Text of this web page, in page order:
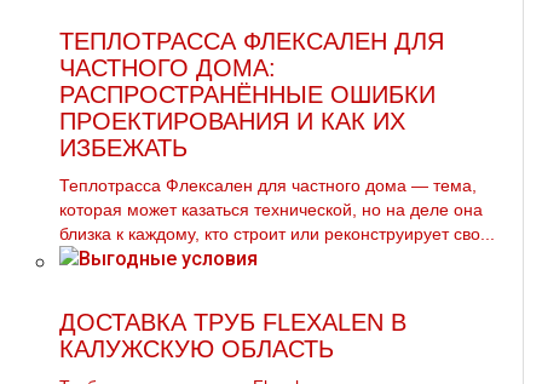
ТЕПЛОТРАССА ФЛЕКСАЛЕН ДЛЯ
ЧАСТНОГО ДОМА:
РАСПРОСТРАНЁННЫЕ ОШИБКИ
ПРОЕКТИРОВАНИЯ И КАК ИХ
ИЗБЕЖАТЬ
Теплотрасса Флексален для частного дома — тема,
которая может казаться технической, но на деле она
близка к каждому, кто строит или реконструирует сво...
ДОСТАВКА ТРУБ FLEXALEN В
КАЛУЖСКУЮ ОБЛАСТЬ